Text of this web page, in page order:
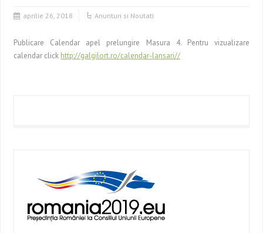
aprilie 26, 2018 Anunturi si Noutati
Publicare Calendar apel prelungire Masura 4. Pentru vizualizare
calendar click http://galgilort.ro/calendar-lansari//